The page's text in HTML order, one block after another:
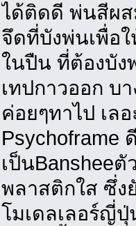
ได้ติดดี พ่นสีผส
จึดที่บังพ่นเพื่อใ
ในปืน ที่ต้องบัง
เทปกาวออก บ
ค่อยๆทาไป เล
Psychoframe
เป็นBanshee
พลาสติกใส ซึ่ง
โมเดลเลอร์ญี่